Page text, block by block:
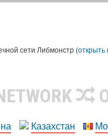
сети Либмонстр (открыть
Казахстан